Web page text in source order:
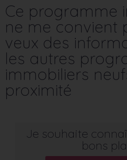
Ce programme
ne me convient
veux des
les autres
immobiliers
proximité
Je souhaite
bons